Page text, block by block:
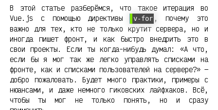
В этой статье разберёмся, что такое итерация во
Vue.js с помощью директивы
v-for , почему это
важно для тех, кто не только крутит сервера, но и
иногда пишет фронт, и как быстро внедрить это в
свои проекты. Если ты когда-нибудь думал: «А что,
если бы я мог так же легко управлять списками на
фронте, как и списками пользователей на сервере?» —
добро пожаловать. Будет много практики, примеры с
нюансами, и даже немного гиковских лайфхаков. Всё,
чтобы ты мог не только понять, но и сразу